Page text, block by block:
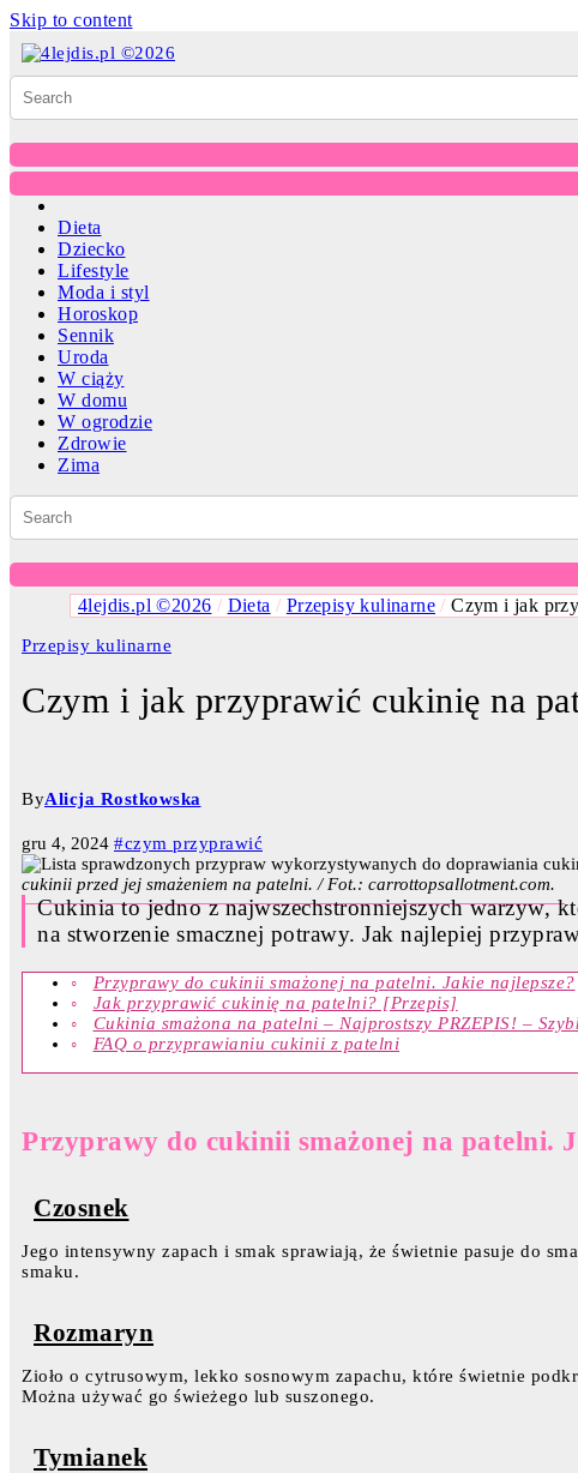
Skip to content
Dieta
Dziecko
Lifestyle
Moda i styl
Horoskop
Sennik
Uroda
W ciąży
W domu
W ogrodzie
Zdrowie
Zima
4lejdis.pl ©2026 / Dieta / Przepisy kulinarne /Czym i jak
Przepisy kulinarne
Czym i jak przyprawić cukinię na
ByAlicja Rostkowska
gru 4, 2024 #czym przyprawić
cukinii przed jej smażeniem na patelni. / Fot.: carrottopsallotment.com.
Cukinia to jedno z najwszechstronniejszych warzyw,
na stworzenie smacznej potrawy. Jak najlepiej
Przyprawy do cukinii smażonej na patelni. Jakie najlepsze?
Jak przyprawić cukinię na patelni? [Przepis]
Cukinia smażona na patelni – Najprostszy PRZEPIS! –
FAQ o przyprawianiu cukinii z patelni
Przyprawy do cukinii smażonej na patelni.
Czosnek
Jego intensywny zapach i smak sprawiają, że świetnie pasuje do
smaku.
Rozmaryn
Zioło o cytrusowym, lekko sosnowym zapachu, które świetnie
Można używać go świeżego lub suszonego.
Tymianek